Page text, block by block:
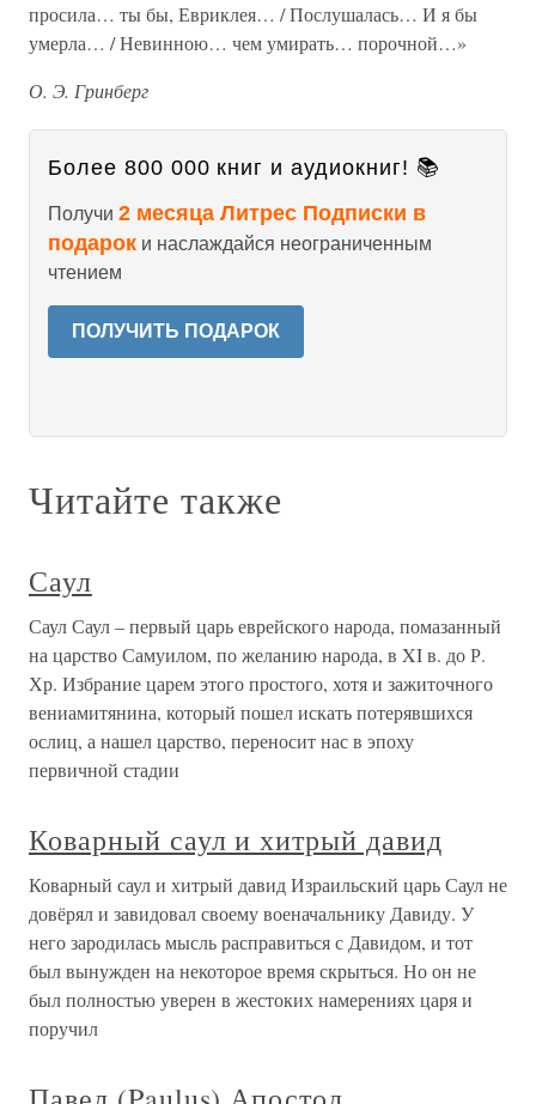
просила… ты бы, Евриклея… / Послушалась… И я бы
умерла… / Невинною… чем умирать… порочной…»
О. Э. Гринберг
Более 800 000 книг и аудиокниг! 📚
Получи 2 месяца Литрес Подписки в
подарок и наслаждайся неограниченным
чтением
ПОЛУЧИТЬ ПОДАРОК
Читайте также
Саул
Саул Саул – первый царь еврейского народа, помазанный
на царство Самуилом, по желанию народа, в XI в. до Р.
Хр. Избрание царем этого простого, хотя и зажиточного
вениамитянина, который пошел искать потерявшихся
ослиц, а нашел царство, переносит нас в эпоху
первичной стадии
Коварный саул и хитрый давид
Коварный саул и хитрый давид Израильский царь Саул не
довёрял и завидовал своему военачальнику Давиду. У
него зародилась мысль расправиться с Давидом, и тот
был вынужден на некоторое время скрыться. Но он не
был полностью уверен в жестоких намерениях царя и
поручил